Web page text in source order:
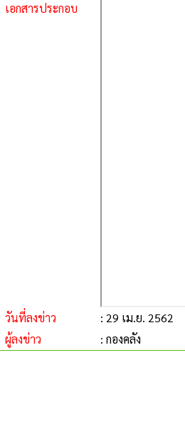
เอกสารประกอบ
วันที่ลงข่าว
: 29 เม.ย. 2562
ผู้ลงข่าว
: กองคลัง